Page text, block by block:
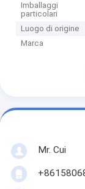
Imballaggi
particolari
Luogo di origine
Marca
Mr. Cui